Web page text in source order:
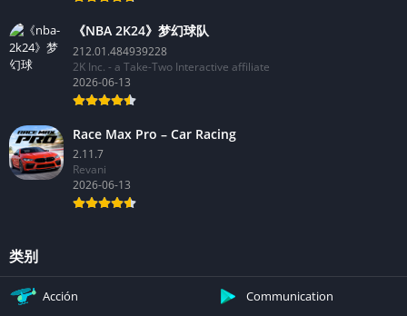
《NBA 2K24》梦幻球队
212.01.484939228
2K Inc. - a Take-Two Interactive affiliate
2026-06-13
Race Max Pro – Car Racing
2.11.7
Revani
2026-06-13
类别
Acción Communication